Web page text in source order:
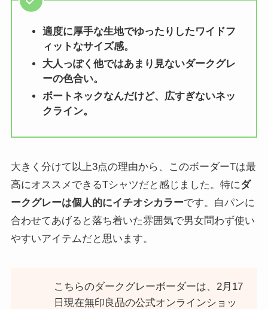
適度に厚手な生地でゆったりしたワイドフ
ィットなサイズ感。
大人っぽく他ではあまり見ないダークグレ
ーの色合い。
ボートネックなんだけど、広すぎないネッ
クライン。
大きく分けて以上3点の理由から、このボーダーTは最
高にオススメできるTシャツだと感じました。特にダ
ークグレーは個人的にイチオシカラーです。白パンに
合わせてあげると落ち着いた雰囲気で男女問わず使い
やすいアイテムだと思います。
こちらのダークグレーボーダーは、2月17
日現在無印良品の公式オンラインショッ